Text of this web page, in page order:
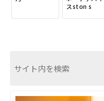
スston s